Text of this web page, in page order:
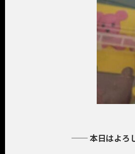
──本日はよろ